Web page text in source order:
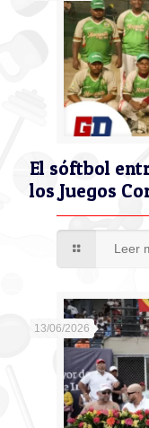
El sóftbol
los Juegos
Leer
13/06/2026